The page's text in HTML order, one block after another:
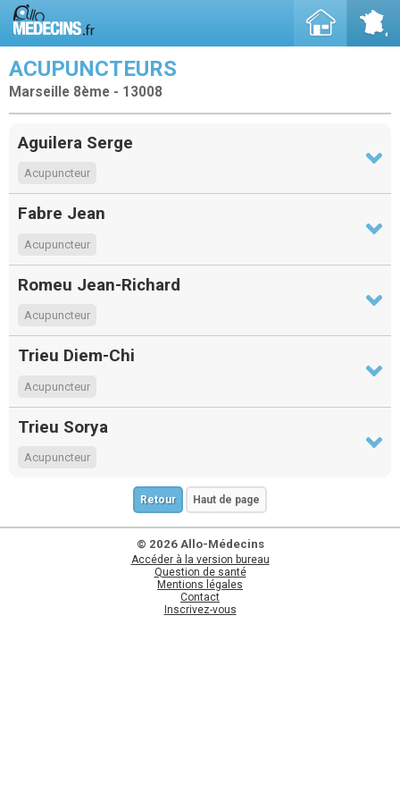
ACUPUNCTEURS
Marseille 8ème - 13008
Aguilera Serge
Acupuncteur
Fabre Jean
Acupuncteur
Romeu Jean-Richard
Acupuncteur
Trieu Diem-Chi
Acupuncteur
Trieu Sorya
Acupuncteur
Retour Haut de page
© 2026 Allo-Médecins
Accéder à la version bureau
Question de santé
Mentions légales
Contact
Inscrivez-vous